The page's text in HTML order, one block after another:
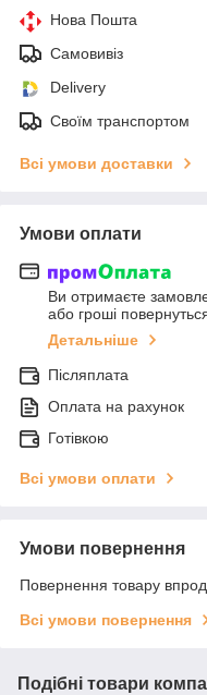
Нова Пошта
Самовивіз
Delivery
Своїм транспортом
Всі умови доставки
Умови оплати
Ви отримаєте
або гроші
Детальніше
Післяплата
Оплата на рахунок
Готівкою
Всі умови оплати
Умови повернення
Повернення товару
Всі умови повернення
Подібні товари